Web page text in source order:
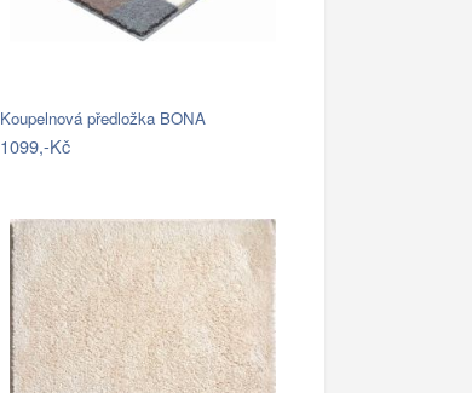
Koupelnová předložka BONA
1099,-Kč